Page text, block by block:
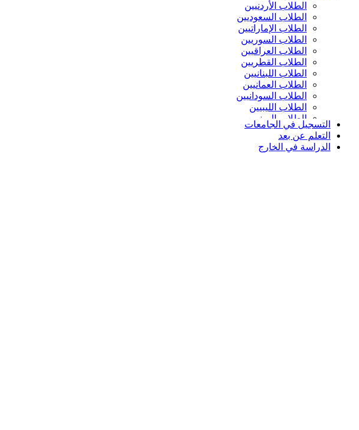
الطلاب الأردنيين
الطلاب السعوديين
الطلاب الإماراتيين
الطلاب السوريين
الطلاب العراقيين
الطلاب القطريين
الطلاب اللبنانيين
الطلاب العمانيين
الطلاب السودانيين
الطلاب الليبيين
الطلاب اليمنيين
التسجيل في الجامعات
التعلم عن بعد
الدراسة في الخارج